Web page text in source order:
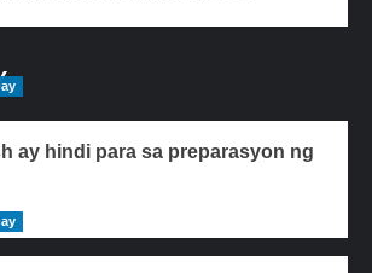
ay hindi para sa preparasyon ng